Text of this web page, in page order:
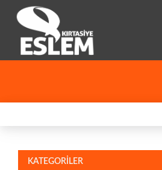
KATEGORİLER